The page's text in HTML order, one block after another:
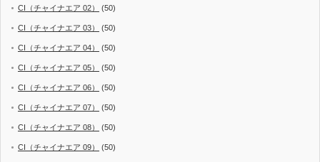
CI（チャイナエア 02） (50)
CI（チャイナエア 03） (50)
CI（チャイナエア 04） (50)
CI（チャイナエア 05） (50)
CI（チャイナエア 06） (50)
CI（チャイナエア 07） (50)
CI（チャイナエア 08） (50)
CI（チャイナエア 09） (50)